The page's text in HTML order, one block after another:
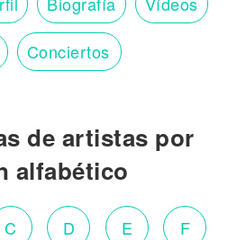
Conciertos
de artistas por
alfabético
C D E F